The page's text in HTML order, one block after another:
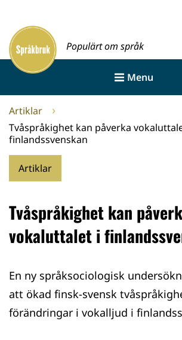
innehållet
Framsida
Populärt om språk
Menu
Artiklar
Tvåspråkighet kan påverka
finlandssvenskan
Artiklar
Tvåspråkighet kan
vokaluttalet i
En ny språksociologisk
att ökad finsk-svensk
förändringar i vokalljud i